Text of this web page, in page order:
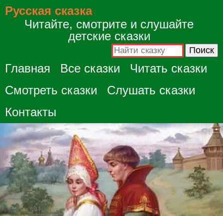
Русская сказка
Читайте, смотрите и слушайте
детские сказки
Главная Все сказки
Читать сказки
Смотреть сказки
Слушать сказки
Контакты